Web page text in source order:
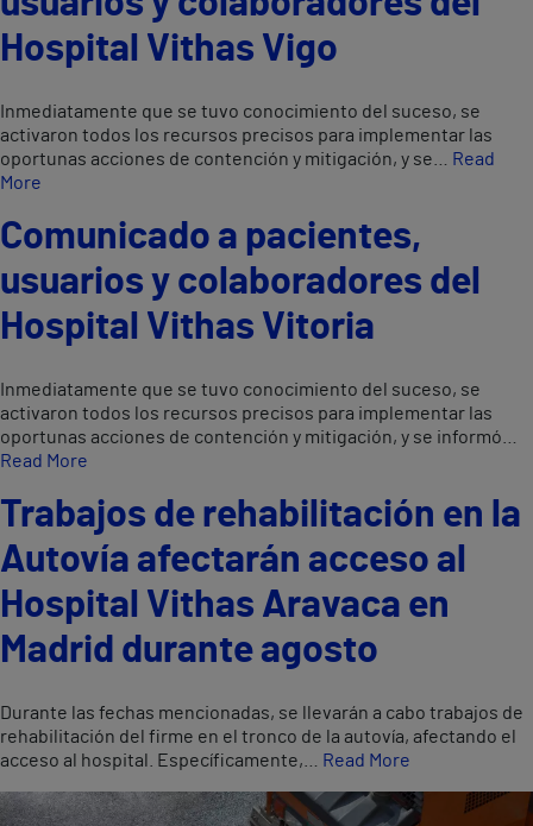
Hospital Vithas Vigo
Inmediatamente que se tuvo conocimiento del suceso, se
activaron todos los recursos precisos para implementar las
oportunas acciones de contención y mitigación, y se…
Read
More
Comunicado a pacientes,
usuarios y colaboradores del
Hospital Vithas Vitoria
Inmediatamente que se tuvo conocimiento del suceso, se
activaron todos los recursos precisos para implementar las
oportunas acciones de contención y mitigación, y se informó…
Read More
Trabajos de rehabilitación en la
Autovía afectarán acceso al
Hospital Vithas Aravaca en
Madrid durante agosto
Durante las fechas mencionadas, se llevarán a cabo trabajos de
rehabilitación del firme en el tronco de la autovía, afectando el
acceso al hospital. Específicamente,…
Read More